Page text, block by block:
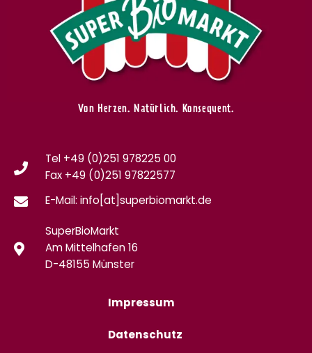
Von Herzen. Natürlich. Konsequent.
Tel +49 (0)251 978225 00
Fax +49 (0)251 97822577
E-Mail: info[at]superbiomarkt.de
SuperBioMarkt
Am Mittelhafen 16
D-48155 Münster
Impressum
Datenschutz